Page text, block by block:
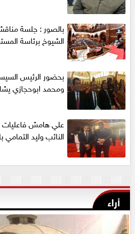
بالصور : جلسة
الشيوخ برئاسة
بحضور الرئيس
ومحمد ابوحجازي
علي هامش فاعليات
النائب وليد التمامي
أراء